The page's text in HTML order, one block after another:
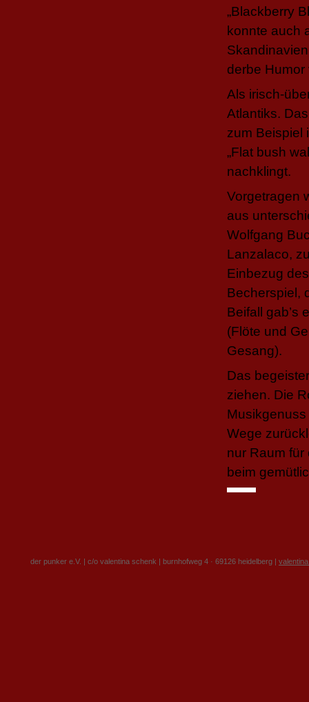
„Blackberry
konnte auch
derbe Humor
Als irisch-
Atlantiks.
zum Beispiel
„Flat bush
nachklingt.
Vorgetragen
aus
Wolfgang
Lanzalaco,
Einbezug
Becherspiel,
Beifall gab’s
(Flöte und
Gesang).
Das
ziehen. Die
Wege
nur Raum
beim
der punker e.V. | c/o valentina schenk | burnhofweg 4 · 69126 heidelberg |